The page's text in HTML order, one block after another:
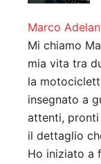
Marco
Mi chiamo
mia vita tra
la
insegnato a
attenti,
il dettaglio
Ho iniziato a